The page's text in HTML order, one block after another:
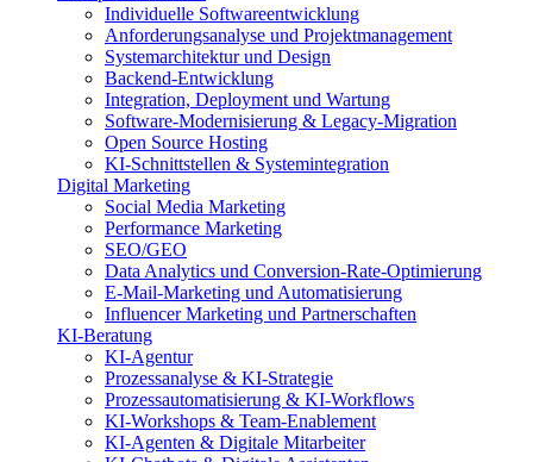
Individuelle Softwareentwicklung
Anforderungsanalyse und Projektmanagement
Systemarchitektur und Design
Backend-Entwicklung
Integration, Deployment und Wartung
Software-Modernisierung & Legacy-Migration
Open Source Hosting
KI-Schnittstellen & Systemintegration
Digital Marketing
Social Media Marketing
Performance Marketing
SEO/GEO
Data Analytics und Conversion-Rate-Optimierung
E-Mail-Marketing und Automatisierung
Influencer Marketing und Partnerschaften
KI-Beratung
KI-Agentur
Prozessanalyse & KI-Strategie
Prozessautomatisierung & KI-Workflows
KI-Workshops & Team-Enablement
KI-Agenten & Digitale Mitarbeiter